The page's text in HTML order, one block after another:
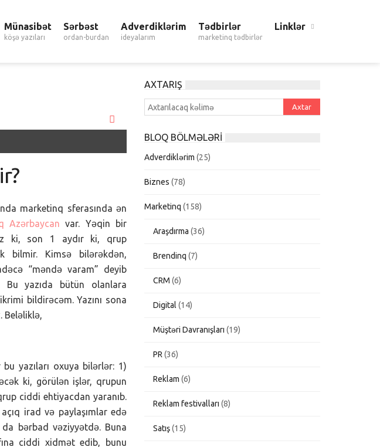
Münasibət
köşə yazıları
Sərbəst
ordan-burdan
Adverdiklərim
ideyalarım
Tədbirlər
marketinq tədbirlər
Linklər
marketinq sferasında ən
Azərbaycan var. Yəqin bir
ki, son 1 aydır ki, qrup
bilmir. Kimsə bilərəkdən,
“məndə varam” deyib
Bu yazıda bütün olanlara
bildirəcəm. Yazını sona
Beləliklə,
yazıları oxuya bilərlər: 1)
ki, görülən işlər, qrupun
ciddi ehtiyacdan yaranıb.
irad və paylaşımlar edə
bərbad vəziyyətdə. Buna
ciddi xidmət edib, bunu
AXTARIŞ
BLOQ BÖLMƏLƏRI
Adverdiklərim (25)
Biznes (78)
Marketinq (158)
Araşdırma (36)
Brendinq (7)
CRM (6)
Digital (14)
Müştəri Davranışları (19)
PR (36)
Reklam (6)
Reklam festivalları (8)
Satış(15)